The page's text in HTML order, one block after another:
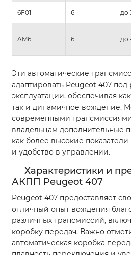
6F01 6 до
AM6 6 до
Эти автоматические
адаптировать Peugeot 407 под
эксплуатации, обеспечивая
так и динамичное вождение.
современными
владельцам дополнительные
как более высокие
и удобство в управлении.
Характеристики и
АКПП Peugeot 407
Peugeot 407 предоставляет
отличный опыт вождения
различных трансмиссий,
коробку передач. Важно
автоматическая коробка